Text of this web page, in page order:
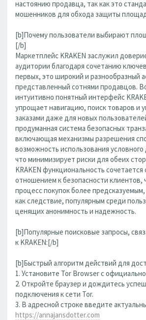
настоянию продавца, так как это
мошенников для обхода защиты
[b]Почему пользователи выбирают
[/b]
Маркетплейс KRAKEN заслужил
аудитории благодаря сочетанию
первых, это широкий и разнообразный
представленный сотнями продавцов.
интуитивно понятный интерфейс
упрощает навигацию, поиск товаров и
заказами даже для новых
продуманная система безопасных
включающая механизмы разрешения
возможность использования
что минимизирует риски для обеих
KRAKEN функциональность
отношением к безопасности клиентов,
процесс покупок более
как следствие, популярным среди
ценящих анонимность и надежность.
[b]Популярные поисковые запросы,
к KRAKEN:[/b]
[b]Быстрый алгоритм действий для
1. Установите Tor Browser с
2. Откройте браузер и дождитесь
подключения к сети Tor.
3. В адресной строке введите
https://annajansdotter.com